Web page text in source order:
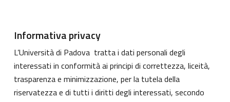
Informativa privacy
L’Università di Padova tratta i dati personali degli
interessati in conformità ai principi di correttezza, liceità,
trasparenza e minimizzazione, per la tutela della
riservatezza e di tutti i diritti degli interessati, secondo